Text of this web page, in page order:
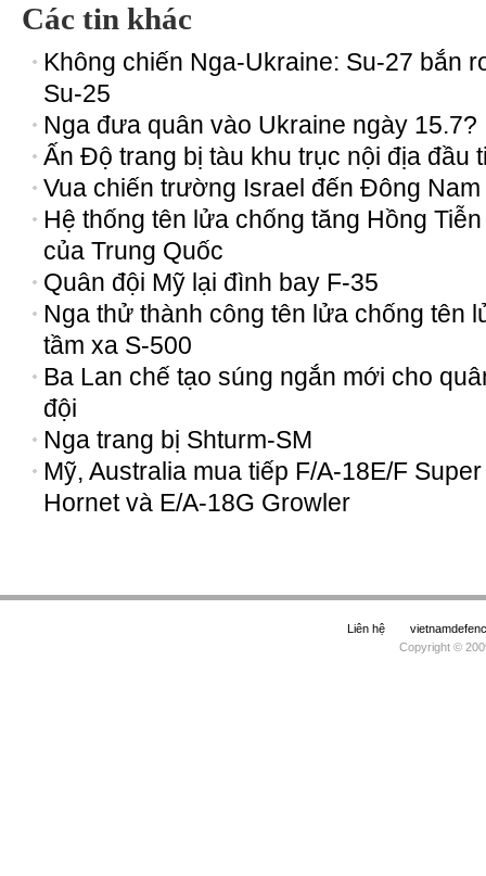
Các tin khác
Không chiến Nga-Ukraine: Su-27 bắn
Su-25
Nga đưa quân vào Ukraine ngày 15.7?
Ấn Độ trang bị tàu khu trục nội địa đầu
Vua chiến trường Israel đến Đông Nam
Hệ thống tên lửa chống tăng Hồng
của Trung Quốc
Quân đội Mỹ lại đình bay F-35
Nga thử thành công tên lửa chống tên
tầm xa S-500
Ba Lan chế tạo súng ngắn mới cho
đội
Nga trang bị Shturm-SM
Mỹ, Australia mua tiếp F/A-18E/F Super
Hornet và E/A-18G Growler
Liên hệ
Copyright ©